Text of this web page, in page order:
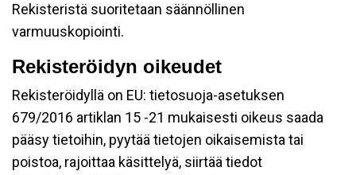
Rekisteristä suoritetaan säännöllinen
varmuuskopiointi.
Rekisteröidyn oikeudet
Rekisteröidyllä on EU: tietosuoja-asetuksen
679/2016 artiklan 15 -21 mukaisesti oikeus saada
pääsy tietoihin, pyytää tietojen oikaisemista tai
poistoa, rajoittaa käsittelyä, siirtää tiedot